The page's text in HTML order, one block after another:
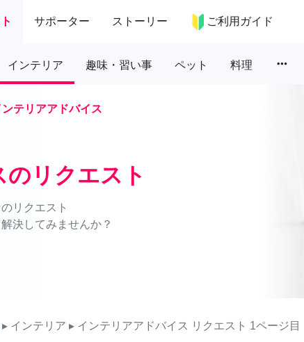
サポーター ストーリー ご利用ガイド
インテリア 趣味・習い事 ペット 料理 more_horiz
ンテリアアドバイス
リクエスト
リクエスト
決してみませんか？
▸ インテリア ▸ インテリアアドバイス リクエスト 1ページ目